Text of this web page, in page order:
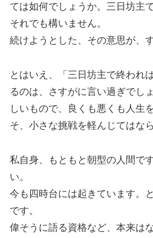
ては如何でしょうか。三日坊主
それでも構いません。
続けようとした、その意思が、
とはいえ、「三日坊主で終われ
るのは、さすがに言い過ぎでし
しいもので、良くも悪くも人生
そ、小さな挑戦を軽んじてはなら
私自身、もともと朝型の人間で
い。
今も四時台には起きています。
です。
偉そうに語る資格など、本来はな